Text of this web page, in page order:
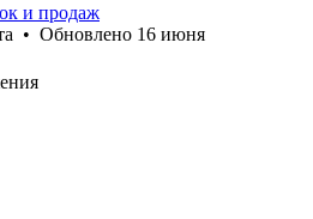
и продаж
• Обновлено 16 июня